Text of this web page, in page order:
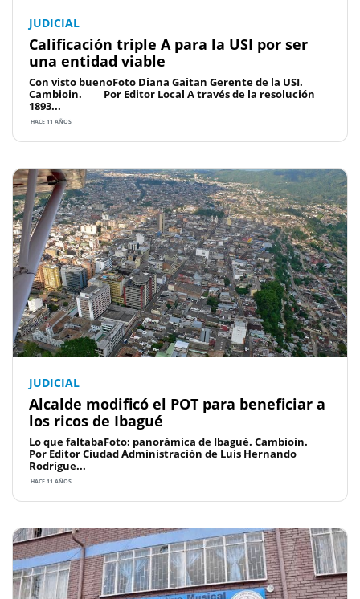
JUDICIAL
Calificación triple A para la USI por ser
una entidad viable
Con visto buenoFoto Diana Gaitan Gerente de la USI.
Cambioin. Por Editor Local A través de la resolución
1893...
HACE 11 AÑOS
JUDICIAL
Alcalde modificó el POT para beneficiar a
los ricos de Ibagué
Lo que faltabaFoto: panorámica de Ibagué. Cambioin.
Por Editor Ciudad Administración de Luis Hernando
Rodrígue...
HACE 11 AÑOS